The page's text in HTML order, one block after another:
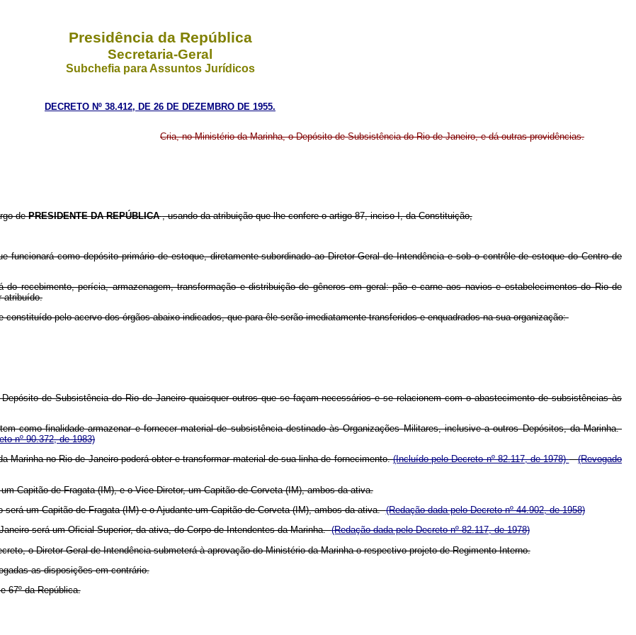
Presidência da República
Secretaria-Geral
Subchefia para Assuntos Jurídicos
DECRETO Nº 38.412, DE 26 DE DEZEMBRO DE 1955.
Cria, no Ministério da Marinha, o Depósito de Subsistência do Rio de Janeiro, e dá outras providências.
dePRESIDENTE DA REPÚBLICA, usando da atribuição que lhe confere o artigo 87, inciso I, da Constituição,
como depósito primário de estoque, diretamente subordinado ao Diretor-Geral de Intendência e sob o contrôle de estoque do Centro de
recebimento, perícia, armazenagem, transformação e distribuição de gêneros em geral: pão e carne aos navios e estabelecimentos do Rio de
atribuído.
pelo acervo dos órgãos abaixo indicados, que para êle serão imediatamente transferidos e enquadrados na sua organização:
de Subsistência do Rio de Janeiro quaisquer outros que se façam necessários e se relacionem com o abastecimento de subsistências às
como finalidade armazenar e fornecer material de subsistência destinado às Organizações Militares, inclusive a outros Depósitos, da Marinha.
nº 90.372, de 1983)
Marinha no Rio de Janeiro poderá obter e transformar material de sua linha de fornecimento.(Incluído pelo Decreto nº 82.117, de 1978)
(Revogado
Capitão de Fragata (IM), e o Vice-Diretor, um Capitão de Corveta (IM), ambos da ativa.
um Capitão-de-Fragata (IM) e o Ajudante um Capitão-de-Corveta (IM), ambos da ativa.(Redação dada pelo Decreto nº 44.902, de 1958)
será um Oficial Superior, da ativa, do Corpo de Intendentes da Marinha.(Redação dada pelo Decreto nº 82.117, de 1978)
o Diretor-Geral de Intendência submeterá à aprovação do Ministério da Marinha o respectivo projeto de Regimento Interno.
as disposições em contrário.
67º da República.